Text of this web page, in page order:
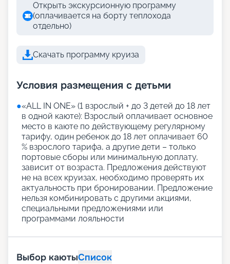
Открыть экскурсионную программу
(оплачивается на борту теплохода
отдельно)
Скачать программу круиза
Условия размещения с детьми
●«АLL IN ONE» (1 взрослый + до 3 детей до 18 лет
в одной каюте): Взрослый оплачивает основное
место в каюте по действующему регулярному
тарифу, один ребенок до 18 лет оплачивает 60
% взрослого тарифа, а другие дети – только
портовые сборы или минимальную доплату,
зависит от возраста. Предложения действуют
не на всех круизах, необходимо проверять их
актуальность при бронировании. Предложение
нельзя комбинировать с другими акциями,
специальными предложениями или
программами лояльности
Выбор каютыСписок